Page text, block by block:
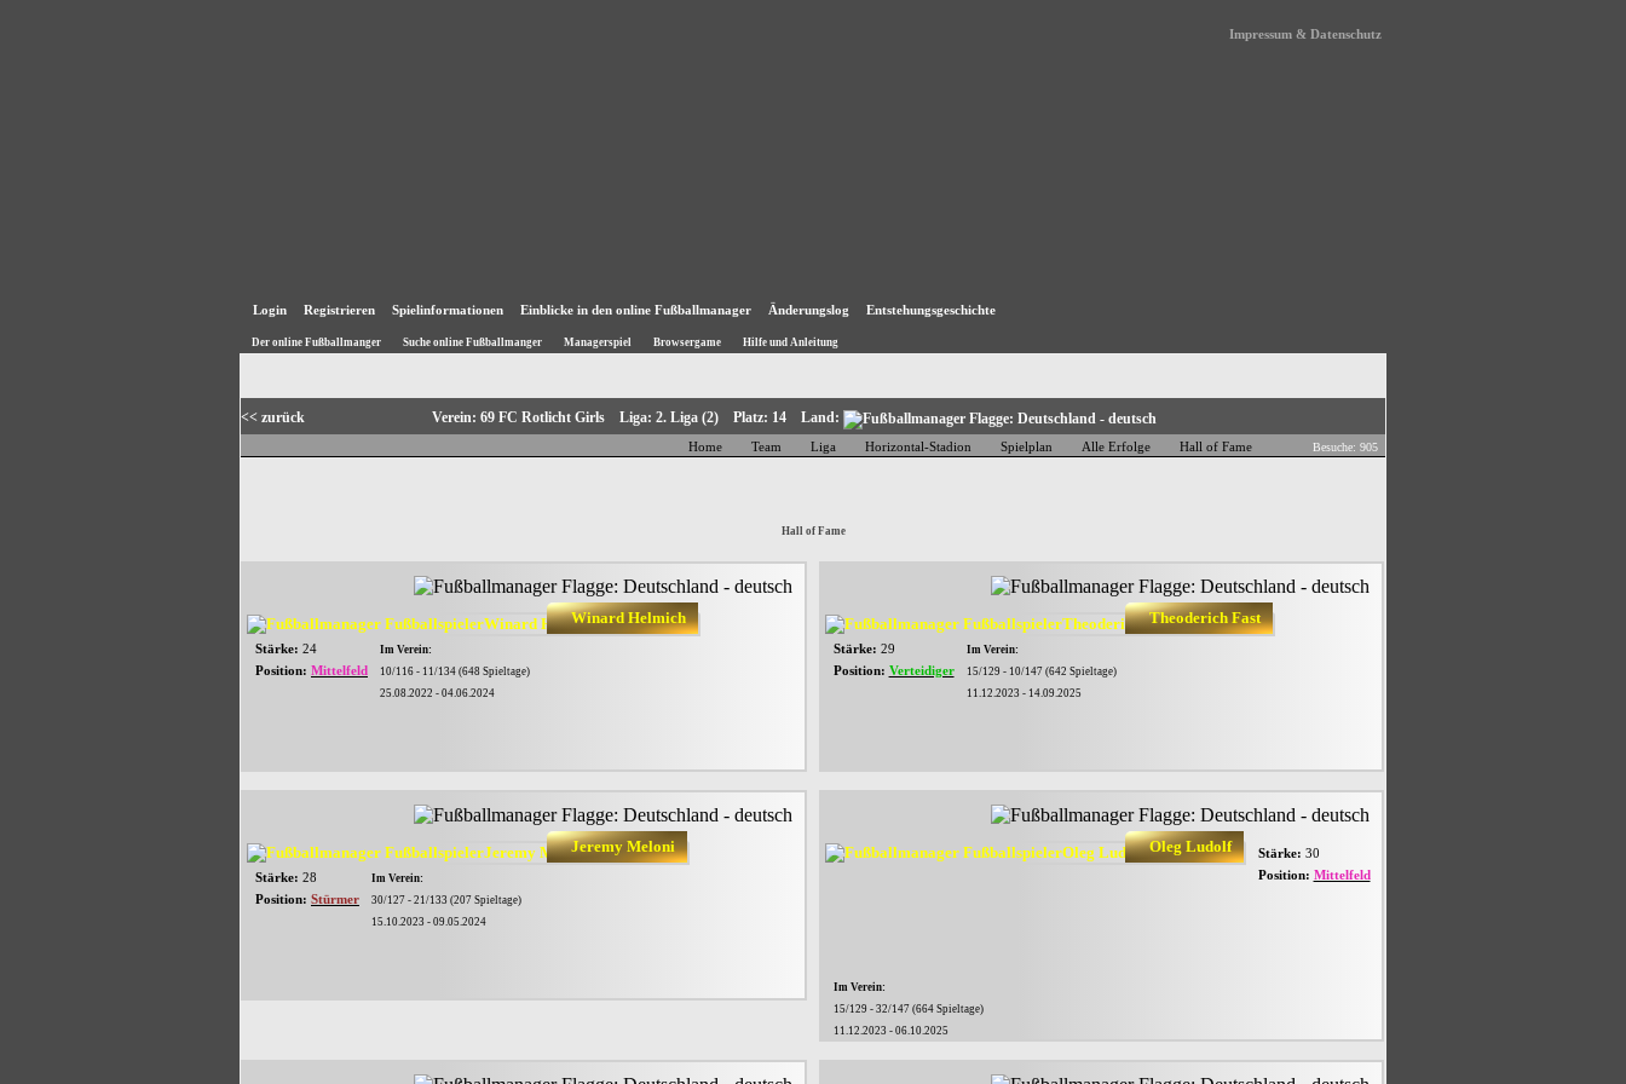
Impressum & Datenschutz
Login Registrieren Spielinformationen Einblicke in den online Fußballmanager Änderungslog Entstehungsgeschichte
Der online Fußballmanger Suche online Fußballmanger Managerspiel Browsergame Hilfe und Anleitung
<< zurück Verein: 69 FC Rotlicht Girls Liga: 2. Liga (2) Platz: 14 Land:
Home Team Liga Horizontal-Stadion Spielplan Alle Erfolge Hall of Fame Besuche: 905
Hall of Fame
Winard Helmich
Stärke: 24
Position: Mittelfeld
Im Verein:
10/116 - 11/134 (648 Spieltage)
25.08.2022 - 04.06.2024
Theoderich Fast
Stärke: 29
Position: Verteidiger
Im Verein:
15/129 - 10/147 (642 Spieltage)
11.12.2023 - 14.09.2025
Jeremy Meloni
Stärke: 28
Position: Stürmer
Im Verein:
30/127 - 21/133 (207 Spieltage)
15.10.2023 - 09.05.2024
Oleg Ludolf Stärke: 30
Position: Mittelfeld
Im Verein:
15/129 - 32/147 (664 Spieltage)
11.12.2023 - 06.10.2025